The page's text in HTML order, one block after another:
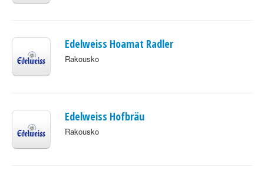
Edelweiss Hoamat Radler
Rakousko
Edelweiss Hofbräu
Rakousko